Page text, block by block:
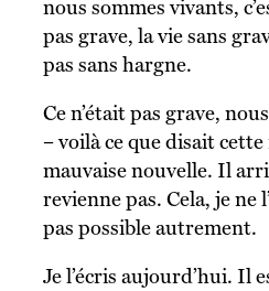
nous sommes vivants,
pas grave, la vie sans
pas sans hargne.
Ce n’était pas grave, nous retrouverions le soleil
– voilà ce que disait
mauvaise nouvelle. Il
revienne pas. Cela, je ne
pas possible autrement.
Je l’écris aujourd’hui. Il est trop tard. La mer